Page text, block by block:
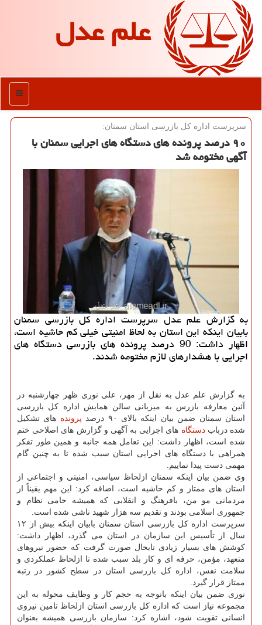
علم عدل
منو
سرپرست اداره كل بازرسی استان سمنان:
۹۰ درصد پرونده های دستگاه های اجرایی سمنان با
آگهی مختومه شد
به گزارش علم عدل سرپرست اداره كل بازرسی سمنان
بابیان اینكه این استان به لحاظ امنیتی خیلی كم حاشیه است،
اظهار داشت: 90 درصد پرونده های بازرسی دستگاه های
اجرایی با هشدارهای لازم مختومه شدند.
به گزارش علم عدل به نقل از مهر، علی نوری ظهر چهارشنبه در
آئین معارفه بازرس به میزبانی سالن همایش اداره كل بازرسی
استان سمنان ضمن بیان اینكه بالای ۹۰ درصد
پرونده های تشكیل
شده دربابدستگاه های اجرایی به آگهی و گزارش های اصلاحی ختم
شده است، اظهار داشت: این تعامل همه جانبه و همین طور تفكر
همراهی با دستگاه های اجرایی استان سبب شده تا به چنین گام
مهمی دست پیدا نماییم.
وی ضمن بیان اینكه سمنان ازلحاظ سیاسی، امنیتی و اجتماعی از
استان های ممتاز و كم حاشیه است، اضافه كرد: این مهم یقیناً از
مردمانی مو من، بافرهنگ و انقلابی كه همیشه حامی نظام و
جمهوری اسلامی بودند و تقدیم سه هزار شهید ناشی شده است.
سرپرست اداره كل بازرسی استان سمنان بابیان اینكه بیش از ۱۲
سال از تأسیس این سازمان در استان می گذرد، اظهار داشت:
كوشش های بسیار زیادی تابحال صورت گرفت كه حضور نیروهای
متعهد، مؤمن، حرفه ای و كار بلد سبب شده تا ازلحاظ عملكردی و
سلامت نفس، اداره كل بازرسی استان در سطح كشور در رتبه
ممتاز قرار گیرد.
نوری ضمن بیان اینكه باتوجه به حجم كار و وظایف محوله به این
مجموعه نیاز است كه اداره كل بازرسی استان ازلحاظ تامین نیروی
انسانی تقویت شود، اشاره كرد: سازمان بازرسی همیشه بعنوان